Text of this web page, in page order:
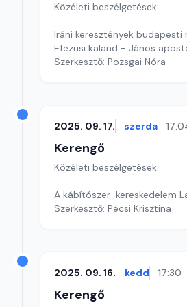
Közéleti beszélgetések
Iráni keresztények budapesti
Efezusi kaland - János
Szerkesztő: Pozsgai Nóra
2025. 09. 17. szerda
Kerengő
Közéleti beszélgetések
A kábítószer-kereskedelem
Szerkesztő: Pécsi Krisztina
2025. 09. 16. kedd 17:30
Kerengő